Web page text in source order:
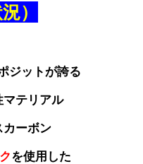
）
ジットが誇る
テリアル
ーボン
を使用した